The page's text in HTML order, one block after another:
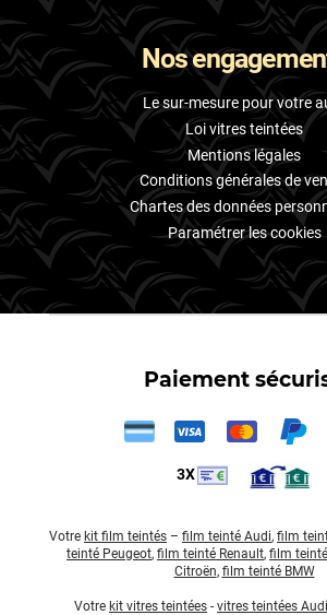
Nos
Le sur-mesure pour votre
Loi vitres teintées
Mentions légales
Conditions générales de
Chartes des données
Paramétrer les cookies
Paiement
3X
Votre kit film teintés – film teinté Audi, film
teinté Peugeot, film teinté Renault, film
Citroën, film teinté BMW
Votre kit vitres teintées - vitres teintées Audi